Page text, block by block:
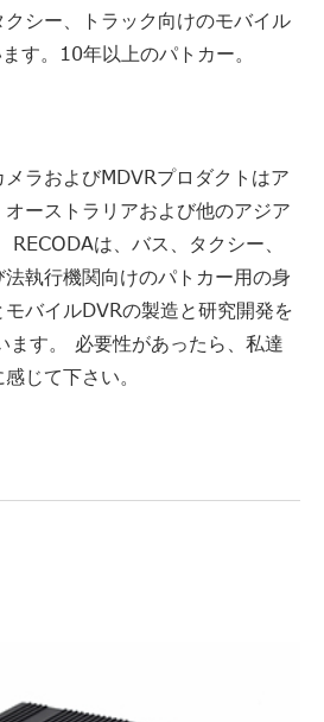
シー、トラック向けのモバイル
す。10年以上のパトカー。
ラおよびMDVRプロダクトはア
オーストラリアおよび他のアジア
は、バス、タクシー、
法執行機関向けのパトカー用の身
バイルDVRの製造と研究開発を
ます。 必要性があったら、私達
じて下さい。